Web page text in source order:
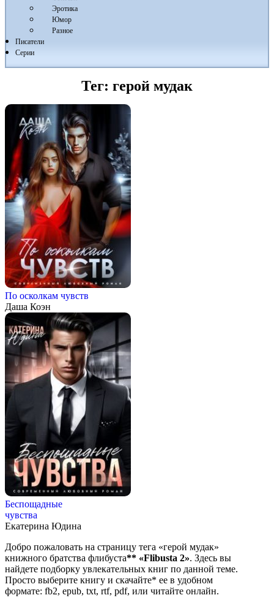
Эротика
Юмор
Разное
Писатели
Серии
Тег: герой мудак
По осколкам чувств
Даша Коэн
Беспощадные
чувства
Екатерина Юдина
Добро пожаловать на страницу тега «герой мудак»
книжного братства флибуста** «Flibusta 2». Здесь вы
найдете подборку увлекательных книг по данной теме.
Просто выберите книгу и скачайте* ее в удобном
формате: fb2, epub, txt, rtf, pdf, или читайте онлайн.